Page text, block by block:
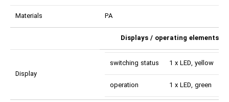
Materials PA
Displays / operating elements
Display
switching status 1 x LED, yellow
operation 1 x LED, green